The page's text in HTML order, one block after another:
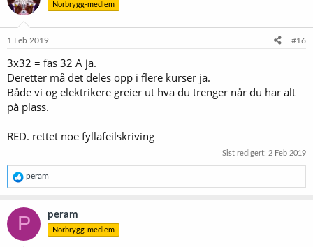
Norbrygg-medlem
1 Feb 2019 #16
3x32 = fas 32 A ja.
Deretter må det deles opp i flere kurser ja.
Både vi og elektrikere greier ut hva du trenger når du har alt
på plass.
RED. rettet noe fyllafeilskriving
Sist redigert: 2 Feb 2019
R
e
a
k
s
o
peram
P peram
Norbrygg-medlem